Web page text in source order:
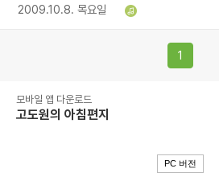
2009.10.8. 목요일
1
모바일 앱 다운로드
고도원의 아침편지
PC 버전